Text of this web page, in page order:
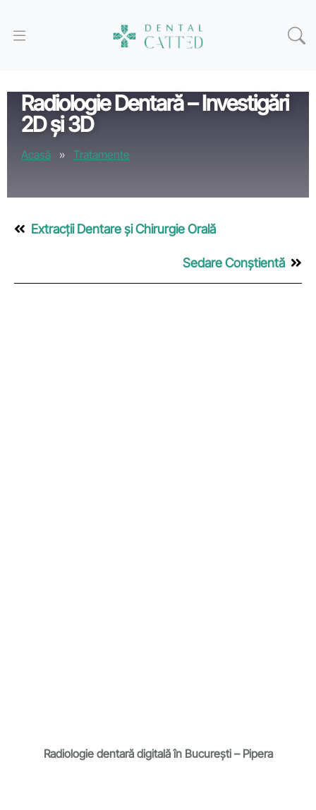
Radiologie Dentară – Investigări
2D și 3D
Acasă » Tratamente
Extracții Dentare și Chirurgie Orală
Sedare Conștientă
Radiologie dentară digitală în București – Pipera